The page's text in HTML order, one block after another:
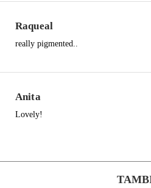
Raqueal
really pigmented..
Anita
Lovely!